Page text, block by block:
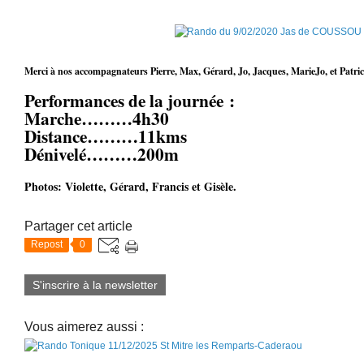
Merci à nos accompagnateurs Pierre, Max, Gérard, Jo, Jacques, MarieJo, et
Performances de la journée :
Marche………4h30
Distance………11kms
Dénivelé………200m
Photos: Violette, Gérard, Francis et Gisèle.
Partager cet article
Repost 0
S'inscrire à la newsletter
Vous aimerez aussi :